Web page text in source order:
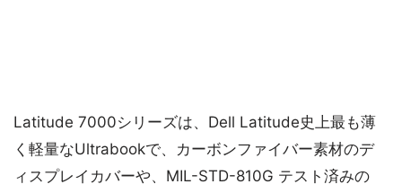
Latitude 7000シリーズは、Dell Latitude史上最も薄
く軽量なUltrabookで、カーボンファイバー素材のデ
ィスプレイカバーや、MIL-STD-810G テスト済みの